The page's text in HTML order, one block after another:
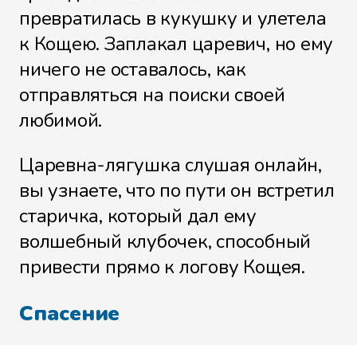
превратилась в кукушку и улетела
к Кощею. Заплакал царевич, но ему
ничего не оставалось, как
отправляться на поиски своей
любимой.
Царевна-лягушка слушая онлайн,
вы узнаете, что по пути он встретил
старичка, который дал ему
волшебный клубочек, способный
привести прямо к логову Кощея.
Спасение